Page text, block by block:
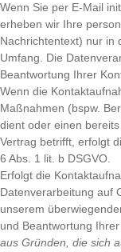
Wenn Sie per E-Mail
erheben wir Ihre
Nachrichtentext) nur in
Umfang. Die
Beantwortung Ihrer
Wenn die
Maßnahmen (bspw.
dient oder einen
Vertrag betrifft, erfolgt
6 Abs. 1 lit. b DSGVO.
Erfolgt die
Datenverarbeitung auf
unserem
und Beantwortung Ihrer
aus Gründen, die sich